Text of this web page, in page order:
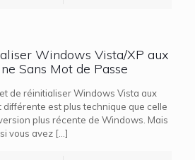
Windows Vista/XP aux
Sans Mot de Passe
de réinitialiser Windows Vista aux
différente est plus technique que celle
plus récente de Windows. Mais
vous avez […]